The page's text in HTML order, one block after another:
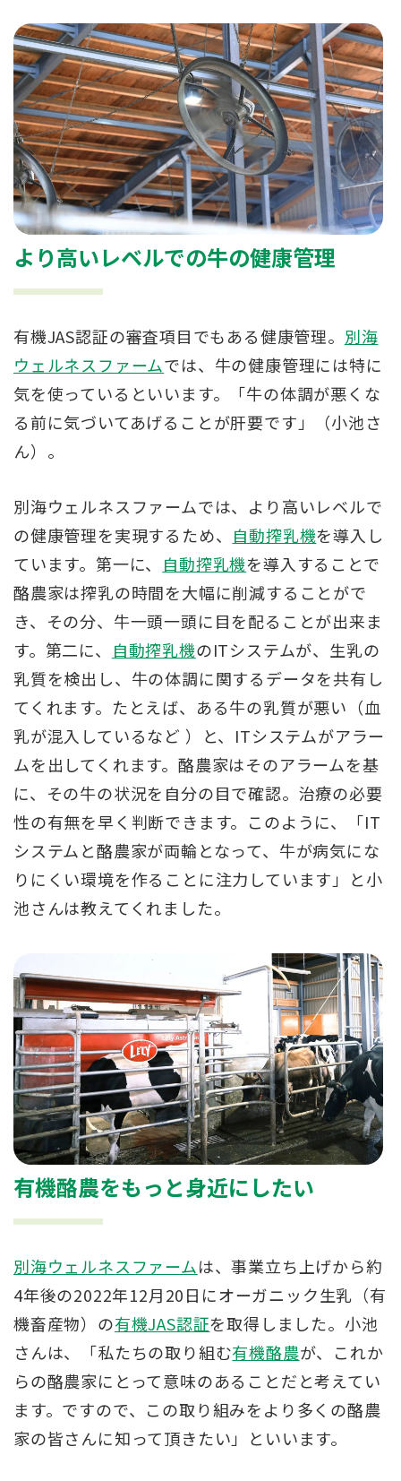
より高いレベルでの牛の健康管理
有機JAS認証の審査項目でもある健康管理。 別海
ウェルネスファームでは、牛の健康管理には特に
気を使っているといいます。「牛の体調が悪くな
る前に気づいてあげることが肝要です」（小池さ
ん）。
別海ウェルネスファームでは、より高いレベルで
の健康管理を実現するため、 自動搾乳機を導入し
ています。第一に、
自動搾乳機を導入することで
酪農家は搾乳の時間を大幅に削減することがで
き、その分、牛一頭一頭に目を配ることが出来ま
す。第二に、
自動搾乳機のITシステムが、生乳の
乳質を検出し、牛の体調に関するデータを共有し
てくれます。たとえば、ある牛の乳質が悪い（血
乳が混入しているなど ）と、ITシステムがアラー
ムを出してくれます。酪農家はそのアラームを基
に、その牛の状況を自分の目で確認。治療の必要
性の有無を早く判断できます。このように、「IT
システムと酪農家が両輪となって、牛が病気にな
りにくい環境を作ることに注力しています」と小
池さんは教えてくれました。
有機酪農をもっと身近にしたい
別海ウェルネスファームは、事業立ち上げから約
4年後の2022年12月20日にオーガニック生乳（有
機畜産物）の有機JAS認証を取得しました。小池
さんは、「私たちの取り組む有機酪農が、これか
らの酪農家にとって意味のあることだと考えてい
ます。ですので、この取り組みをより多くの酪農
家の皆さんに知って頂きたい」といいます。